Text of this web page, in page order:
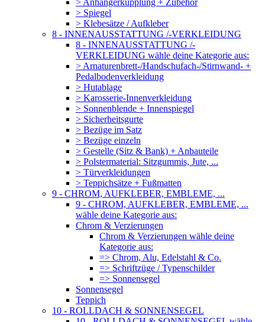
> Spiegel
> Klebesätze / Aufkleber
8 - INNENAUSSTATTUNG /-VERKLEIDUNG
8 - INNENAUSSTATTUNG /-
VERKLEIDUNG wähle deine Kategorie aus:
> Arnaturenbrett-/Handschufach-/Stirnwand- +
Pedalbodenverkleidung
> Hutablage
> Karosserie-Innenverkleidung
> Sonnenblende + Innenspiegel
> Sicherheitsgurte
> Bezüge im Satz
> Bezüge einzeln
> Gestelle (Sitz & Bank) + Anbauteile
> Polstermaterial: Sitzgummis, Jute, ...
> Türverkleidungen
> Teppichsätze + Fußmatten
9 - CHROM, AUFKLEBER, EMBLEME, ...
9 - CHROM, AUFKLEBER, EMBLEME, ...
wähle deine Kategorie aus:
Chrom & Verzierungen
Chrom & Verzierungen wähle deine
Kategorie aus:
=> Chrom, Alu, Edelstahl & Co.
=> Schriftzüge / Typenschilder
=> Sonnensegel
Sonnensegel
Teppich
10 - ROLLDACH & SONNENSEGEL